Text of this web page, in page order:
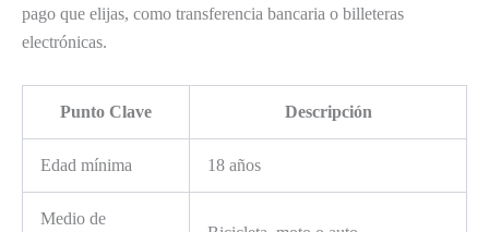
pago que elijas, como transferencia bancaria o billeteras
electrónicas.
Punto Clave Descripción
Edad mínima 18 años
Medio de